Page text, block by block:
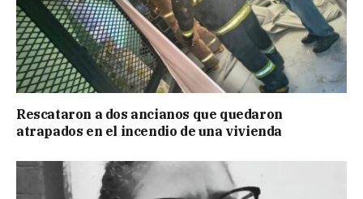
Rescataron a dos ancianos que quedaron
atrapados en el incendio de una vivienda